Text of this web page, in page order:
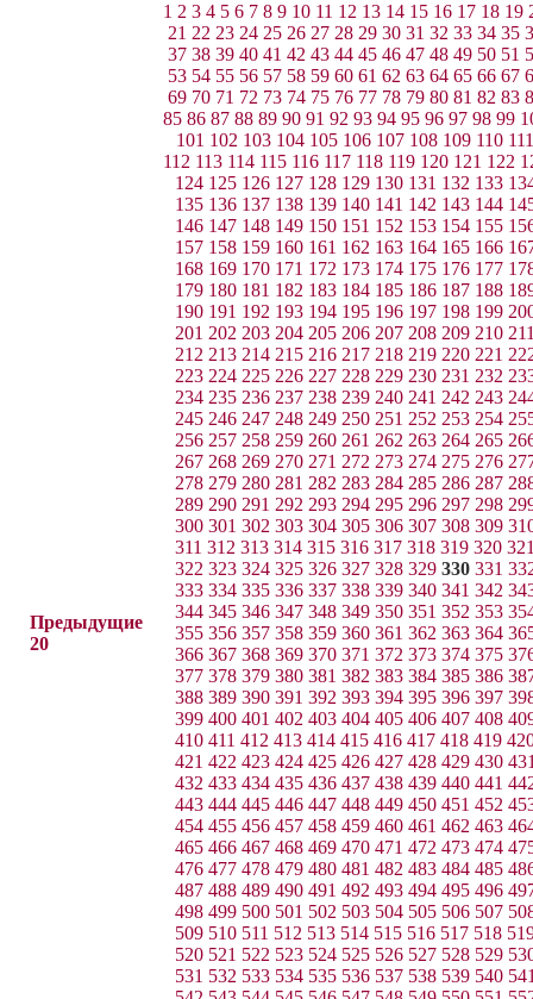
Предыдущие
20
1 2 3 4 5 6 7 8 9 10 11 12 13 14 15 16 17 18 19
21 22 23 24 25 26 27 28 29 30 31 32 33 34 35
37 38 39 40 41 42 43 44 45 46 47 48 49 50 51
53 54 55 56 57 58 59 60 61 62 63 64 65 66 67
69 70 71 72 73 74 75 76 77 78 79 80 81 82 83
85 86 87 88 89 90 91 92 93 94 95 96 97 98 99
101 102 103 104 105 106 107 108 109 110 111
112 113 114 115 116 117 118 119 120 121 122
124 125 126 127 128 129 130 131 132 133
135 136 137 138 139 140 141 142 143 144
146 147 148 149 150 151 152 153 154 155
157 158 159 160 161 162 163 164 165 166
168 169 170 171 172 173 174 175 176 177
179 180 181 182 183 184 185 186 187 188
190 191 192 193 194 195 196 197 198 199
201 202 203 204 205 206 207 208 209 210
212 213 214 215 216 217 218 219 220 221
223 224 225 226 227 228 229 230 231 232
234 235 236 237 238 239 240 241 242 243
245 246 247 248 249 250 251 252 253 254
256 257 258 259 260 261 262 263 264 265
267 268 269 270 271 272 273 274 275 276
278 279 280 281 282 283 284 285 286 287
289 290 291 292 293 294 295 296 297 298
300 301 302 303 304 305 306 307 308 309
311 312 313 314 315 316 317 318 319 320
322 323 324 325 326 327 328 329 330 331
333 334 335 336 337 338 339 340 341 342
344 345 346 347 348 349 350 351 352 353
355 356 357 358 359 360 361 362 363 364
366 367 368 369 370 371 372 373 374 375
377 378 379 380 381 382 383 384 385 386
388 389 390 391 392 393 394 395 396 397
399 400 401 402 403 404 405 406 407 408
410 411 412 413 414 415 416 417 418 419
421 422 423 424 425 426 427 428 429 430
432 433 434 435 436 437 438 439 440 441
443 444 445 446 447 448 449 450 451 452
454 455 456 457 458 459 460 461 462 463
465 466 467 468 469 470 471 472 473 474
476 477 478 479 480 481 482 483 484 485
487 488 489 490 491 492 493 494 495 496
498 499 500 501 502 503 504 505 506 507
509 510 511 512 513 514 515 516 517 518
520 521 522 523 524 525 526 527 528 529
531 532 533 534 535 536 537 538 539 540